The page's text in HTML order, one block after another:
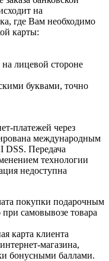
на
где Вам необходимо
карты:
лицевой стороне
буквами, точно
платежей через
международным
DSS. Передача
технологии
недоступна
покупки подарочным
самовывозе товара
карта клиента
магазина,
бонусными баллами.